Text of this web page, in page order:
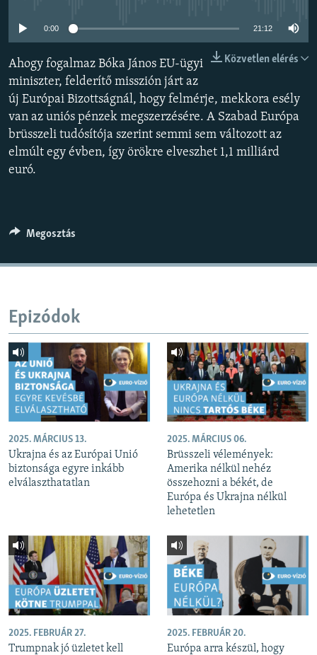
KLÍMAVÁLTOZÁS
A MÚLT TANULSÁGAI
KÖVESSEN MINKET!
0:00 21:12
Közvetlen elérés
Ahogy fogalmaz Bóka János EU-ügyi
miniszter, felderítő misszión járt az
új Európai Bizottságnál, hogy felmérje, mekkora esély
van az uniós pénzek megszerzésére. A Szabad Európa
brüsszeli tudósítója szerint semmi sem változott az
elmúlt egy évben, így örökre elveszhet 1,1 milliárd
euró.
Megosztás
Epizódok
2025. MÁRCIUS 13.
Ukrajna és az Európai Unió
biztonsága egyre inkább
elválaszthatatlan
2025. MÁRCIUS 06.
Brüsszeli vélemények:
Amerika nélkül nehéz
összehozni a békét, de
Európa és Ukrajna nélkül
lehetetlen
2025. FEBRUÁR 27.
Trumpnak jó üzletet kell
2025. FEBRUÁR 20.
Európa arra készül, hogy